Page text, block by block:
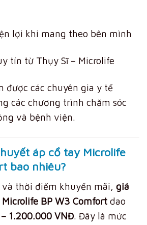
lợi khi mang theo bên mình
tín từ Thụy Sĩ – Microlife
được các chuyên gia y tế
các chương trình chăm sóc
và bệnh viện.
áp cổ tay Microlife
bao nhiêu?
thời điểm khuyến mãi, giá
BP W3 Comfort dao
1.200.000 VNĐ. Đây là mức